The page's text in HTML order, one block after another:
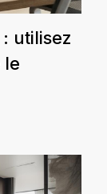
utilisez
le